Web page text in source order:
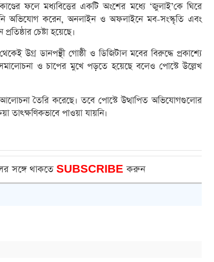
ফলে মধ্যবিত্তের একটি অংশের মধ্যে ‘জুলাই’কে ঘিরে
অভিযোগ করেন, অনলাইন ও অফলাইনে মব-সংস্কৃতি এবং
চেষ্টা হয়েছে।
উগ্র ডানপন্থী গোষ্ঠী ও ডিজিটাল মবের বিরুদ্ধে প্রকাশ্যে
ও চাপের মুখে পড়তে হয়েছে বলেও পোস্টে উল্লেখ
তৈরি করেছে। তবে পোস্টে উত্থাপিত অভিযোগগুলোর
তাৎক্ষণিকভাবে পাওয়া যায়নি।
সঙ্গে থাকতে SUBSCRIBEকরুন